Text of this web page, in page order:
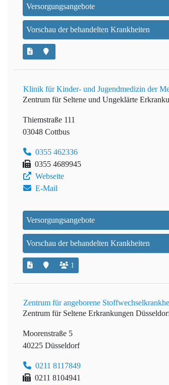
Versorgungsangebote
Vorschau der behandelten Krankheiten
Klinik für Kinder- und Jugendmedizin der
Zentrum für Seltene und Ungeklärte
Thiemstraße 111
03048 Cottbus
0355 462336
0355 4689945
Webseite
E-Mail
Versorgungsangebote
Vorschau der behandelten Krankheiten
1
Zentrum für angeborene
Zentrum für Seltene Erkrankungen
Moorenstraße 5
40225 Düsseldorf
0211 8117849
0211 8104941